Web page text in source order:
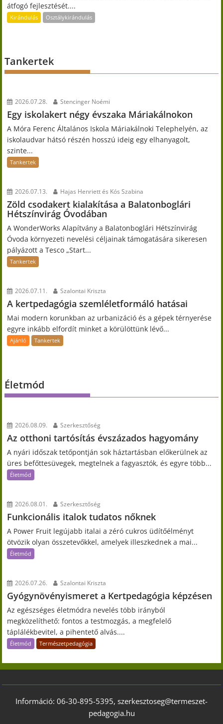
átfogó fejlesztését....
Kirándulás Osztálykirándulás
Tankertek
2026.07.28. Stencinger Noémi
Egy iskolakert négy évszaka Máriakálnokon
A Móra Ferenc Általános Iskola Máriakálnoki Telephelyén, az
iskolaudvar hátsó részén hosszú ideig egy elhanyagolt,
szinte...
Tankertek
2026.07.13. Hajas Henriett és Kós Szabina
Zöld csodakert kialakítása a Balatonboglári
Hétszínvirág Óvodában
A WonderWorks Alapítvány a Balatonboglári Hétszínvirág
Óvoda környezeti nevelési céljainak támogatására sikeresen
pályázott a Tesco „Start...
Tankertek
2026.07.11. Szalontai Kriszta
A kertpedagógia szemléletformáló hatásai
Mai modern korunkban az urbanizáció és a gépek térnyerése
egyre inkább elfordít minket a körülöttünk lévő...
Ajánló Tankertek
Életmód
2026.08.09. Szerkesztőség
Az otthoni tartósítás évszázados hagyomány
A nyári időszak tetőpontján sok háztartásban előkerülnek az
üres befőttesüvegek, megtelnek a fagyasztók, és egyre több...
Életmód
2026.08.01. Szerkesztőség
Funkcionális italok tudatos nőknek
A Power Fruit legújabb italai a zéró cukros üdítőélményt
ötvözik olyan összetevőkkel, amelyek illeszkednek a mai...
Életmód
2026.07.26. Szalontai Kriszta
Gyógynövényismeret a Kertpedagógia képzésen
Az egészséges életmódra nevelés több irányból
megközelíthető: fontos a testmozgás, a megfelelő
táplálékbevitel, a pihentető alvás....
Életmód Természetpedagógia
Információ: 06-30-895-5395, szerkesztoseg@termeszet-
pedagogia.hu